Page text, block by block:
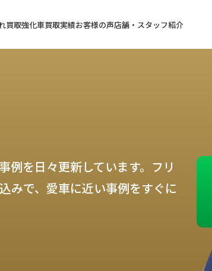
買取強化車買取実績お客様の声店舗・スタッフ紹介
例を日々更新しています。フリ
みで、愛車に近い事例をすぐに